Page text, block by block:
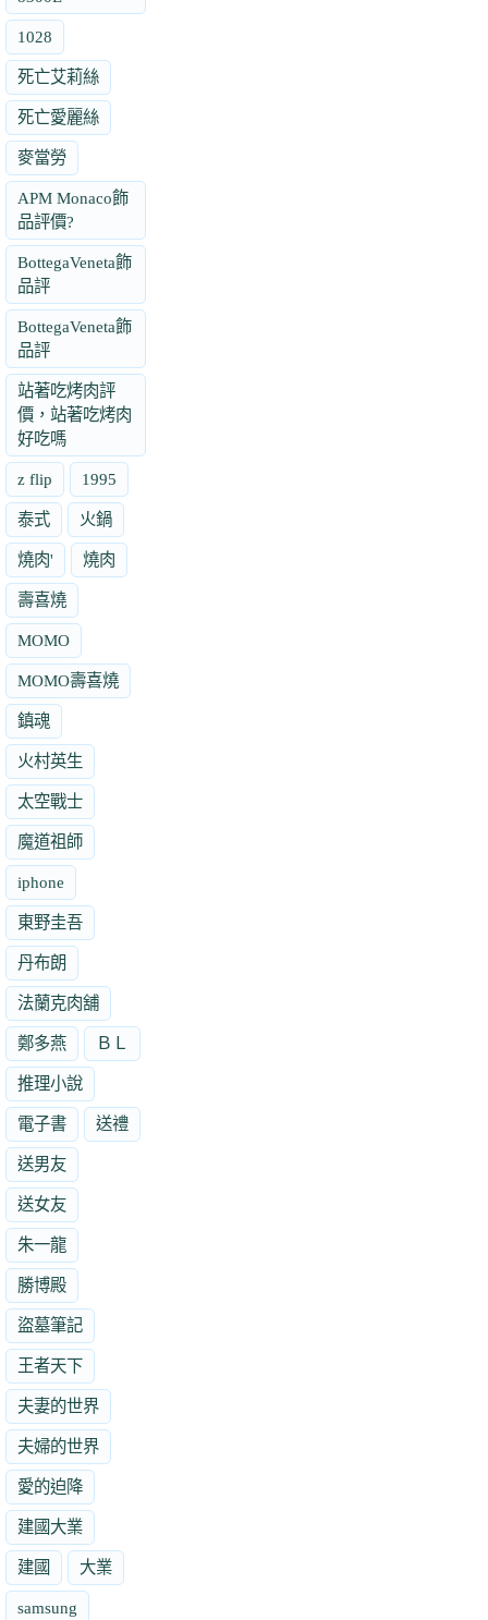
1028
死亡艾莉絲
死亡愛麗絲
麥當勞
APM Monaco飾
品評價?
BottegaVeneta飾
品評
BottegaVeneta飾
品評
站著吃烤肉評
價，站著吃烤肉
好吃嗎
z flip 1995
泰式 火鍋
燒肉' 燒肉
壽喜燒
MOMO
MOMO壽喜燒
鎮魂
火村英生
太空戰士
魔道祖師
iphone
東野圭吾
丹布朗
法蘭克肉舖
鄭多燕 ＢＬ
推理小說
電子書 送禮
送男友
送女友
朱一龍
勝博殿
盜墓筆記
王者天下
夫妻的世界
夫婦的世界
愛的迫降
建國大業
建國 大業
samsung